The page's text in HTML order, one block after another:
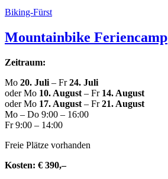
Biking-Fürst
Moun­tain­bike Feriencamp
Zeitraum:
Mo 20. Juli – Fr24. Juli
oder Mo 10. August – Fr 14. August
oder Mo 17. August – Fr21. August
Mo – Do 9:00 – 16:00
Fr 9:00 – 14:00
Freie Plätze vorhanden
Kosten: € 390,–